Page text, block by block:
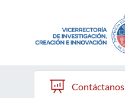
Contáctanos